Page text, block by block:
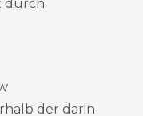
durch:
der darin